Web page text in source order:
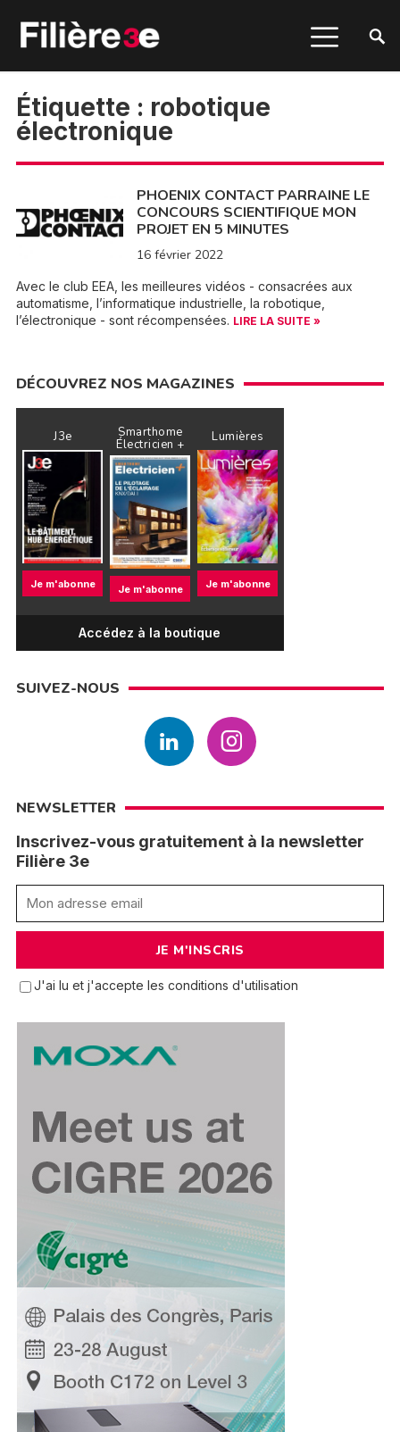
Étiquette : robotique
électronique
PHOENIX CONTACT PARRAINE LE
CONCOURS SCIENTIFIQUE MON
PROJET EN 5 MINUTES
16 février 2022
Avec le club EEA, les meilleures vidéos - consacrées aux
automatisme, l’informatique industrielle, la robotique,
l’électronique - sont récompensées. LIRE LA SUITE »
DÉCOUVREZ NOS MAGAZINES
J3e
Je m'abonne
Smarthome
Électricien +
Je m'abonne
Lumières
Je m'abonne
Accédez à la boutique
SUIVEZ-NOUS
NEWSLETTER
Inscrivez-vous gratuitement à la newsletter
Filière 3e
J'ai lu et j'accepte les conditions d'utilisation